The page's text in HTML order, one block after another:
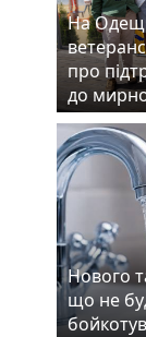
На
про
до
Нового
що не